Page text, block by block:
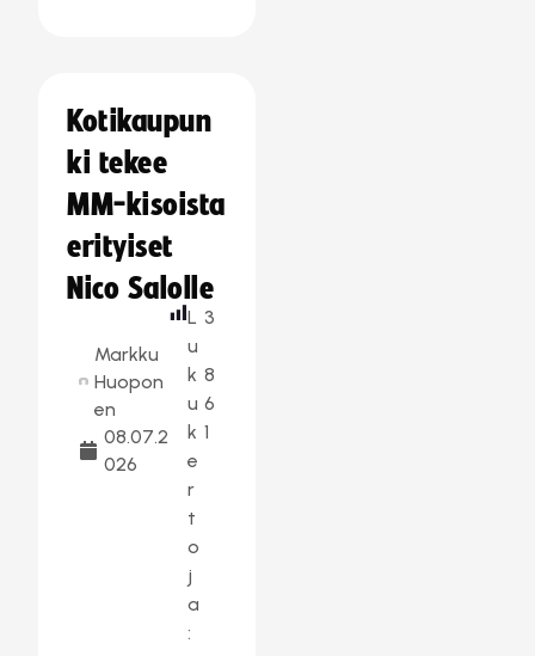
Kotikaupun
ki tekee
MM-kisoista
erityiset
Nico Salolle
Markku
Huopon
en
08.07.2
026
L
u
k
u
k
e
r
t
o
j
a
:
3
8
6
1